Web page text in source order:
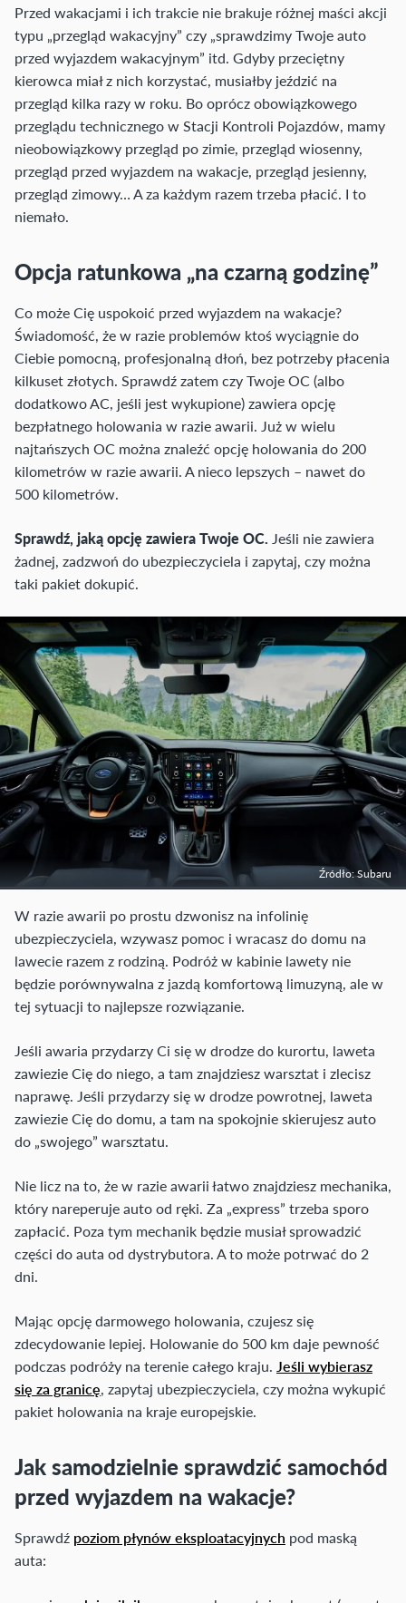
Przed wakacjami i ich trakcie nie brakuje różnej maści akcji
typu „przegląd wakacyjny” czy „sprawdzimy Twoje auto
przed wyjazdem wakacyjnym” itd. Gdyby przeciętny
kierowca miał z nich korzystać, musiałby jeździć na
przegląd kilka razy w roku. Bo oprócz obowiązkowego
przeglądu technicznego w Stacji Kontroli Pojazdów, mamy
nieobowiązkowy przegląd po zimie, przegląd wiosenny,
przegląd przed wyjazdem na wakacje, przegląd jesienny,
przegląd zimowy… A za każdym razem trzeba płacić. I to
niemało.
Opcja ratunkowa „na czarną godzinę”
Co może Cię uspokoić przed wyjazdem na wakacje?
Świadomość, że w razie problemów ktoś wyciągnie do
Ciebie pomocną, profesjonalną dłoń, bez potrzeby płacenia
kilkuset złotych. Sprawdź zatem czy Twoje OC (albo
dodatkowo AC, jeśli jest wykupione) zawiera opcję
bezpłatnego holowania w razie awarii. Już w wielu
najtańszych OC można znaleźć opcję holowania do 200
kilometrów w razie awarii. A nieco lepszych – nawet do
500 kilometrów.
Sprawdź, jaką opcję zawiera Twoje OC. Jeśli nie zawiera
żadnej, zadzwoń do ubezpieczyciela i zapytaj, czy można
taki pakiet dokupić.
Źródło: Subaru
W razie awarii po prostu dzwonisz na infolinię
ubezpieczyciela, wzywasz pomoc i wracasz do domu na
lawecie razem z rodziną. Podróż w kabinie lawety nie
będzie porównywalna z jazdą komfortową limuzyną, ale w
tej sytuacji to najlepsze rozwiązanie.
Jeśli awaria przydarzy Ci się w drodze do kurortu, laweta
zawiezie Cię do niego, a tam znajdziesz warsztat i zlecisz
naprawę. Jeśli przydarzy się w drodze powrotnej, laweta
zawiezie Cię do domu, a tam na spokojnie skierujesz auto
do „swojego” warsztatu.
Nie licz na to, że w razie awarii łatwo znajdziesz mechanika,
który nareperuje auto od ręki. Za „express” trzeba sporo
zapłacić. Poza tym mechanik będzie musiał sprowadzić
części do auta od dystrybutora. A to może potrwać do 2
dni.
Mając opcję darmowego holowania, czujesz się
zdecydowanie lepiej. Holowanie do 500 km daje pewność
podczas podróży na terenie całego kraju. Jeśli wybierasz
się za granicę, zapytaj ubezpieczyciela, czy można wykupić
pakiet holowania na kraje europejskie.
Jak samodzielnie sprawdzić samochód
przed wyjazdem na wakacje?
Sprawdź poziom płynów eksploatacyjnych pod maską
auta: